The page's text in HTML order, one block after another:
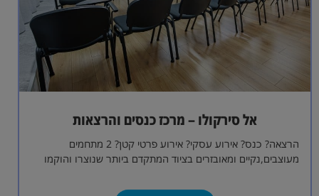
אל סירקולו – מרכז כנסים והרצאות
הרצאה? כנס? אירוע עסקי? אירוע פרטי קטן? 2 מתחמים
מעוצבים,נקיים ומאובזרים בציוד המתקדם ביותר שנוצרו והוקמו